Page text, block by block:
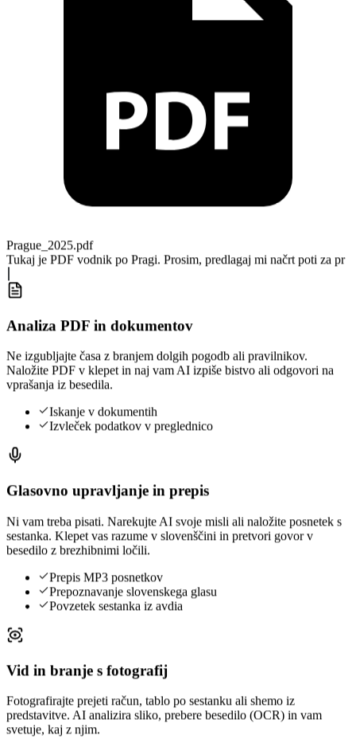
Prague_2025.pdf
Tukaj je PDF vodnik po Pragi. Prosim, predlagaj mi načrt poti za
Analiza PDF in dokumentov
Ne izgubljajte časa z branjem dolgih pogodb ali pravilnikov.
Naložite PDF v klepet in naj vam AI izpiše bistvo ali odgovori na
vprašanja iz besedila.
Iskanje v dokumentih
Izvleček podatkov v preglednico
Glasovno upravljanje in prepis
Ni vam treba pisati. Narekujte AI svoje misli ali naložite posnetek s
sestanka. Klepet vas razume v slovenščini in pretvori govor v
besedilo z brezhibnimi ločili.
Prepis MP3 posnetkov
Prepoznavanje slovenskega glasu
Povzetek sestanka iz avdia
Vid in branje s fotografij
Fotografirajte prejeti račun, tablo po sestanku ali shemo iz
predstavitve. AI analizira sliko, prebere besedilo (OCR) in vam
svetuje, kaj z njim.